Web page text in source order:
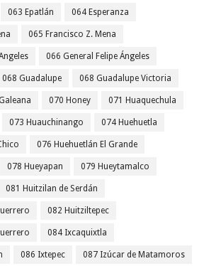
063 Epatlán 064 Esperanza
065 Francisco Z. Mena
066 General Felipe Ángeles
068 Guadalupe 068 Guadalupe Victoria
070 Honey 071 Huaquechula
073 Huauchinango 074 Huehuetla
076 Huehuetlán El Grande
078 Hueyapan 079 Hueytamalco
081 Huitzilan de Serdán
082 Huitziltepec
084 Ixcaquixtla
086 Ixtepec 087 Izúcar de Matamoros